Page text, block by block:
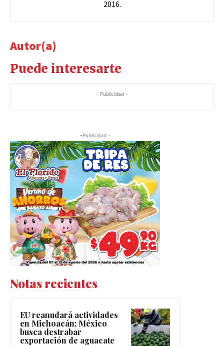
2016.
Autor(a)
Puede interesarte
- Publicidad -
-Publicidad -
Notas recientes
EU reanudará actividades
en Michoacán; México
busca destrabar
exportación de aguacate